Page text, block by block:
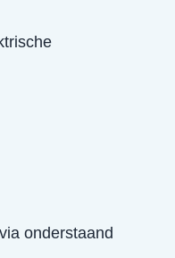
onderstaand